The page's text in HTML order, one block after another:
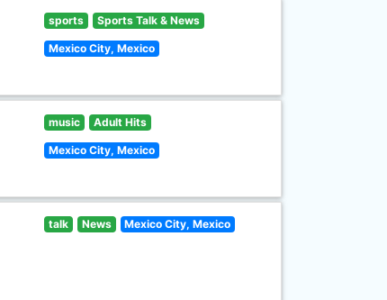
sports Sports Talk & News
Mexico City, Mexico
music Adult Hits
Mexico City, Mexico
talk News Mexico City, Mexico